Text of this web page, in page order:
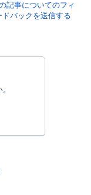
記事についてのフィ
ドバックを送信する